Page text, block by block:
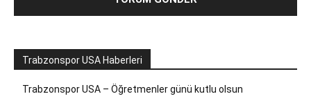
Trabzonspor USA Haberleri
Trabzonspor USA – Öğretmenler günü kutlu olsun